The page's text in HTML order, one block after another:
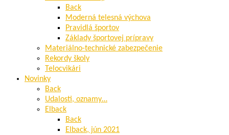
Back
Moderná telesná výchova
Pravidlá športov
Základy športovej prípravy
Materiálno-technické zabezpečenie
Rekordy školy
Telocvikári
Novinky
Back
Udalosti, oznamy…
Elback
Back
Elback, jún 2021